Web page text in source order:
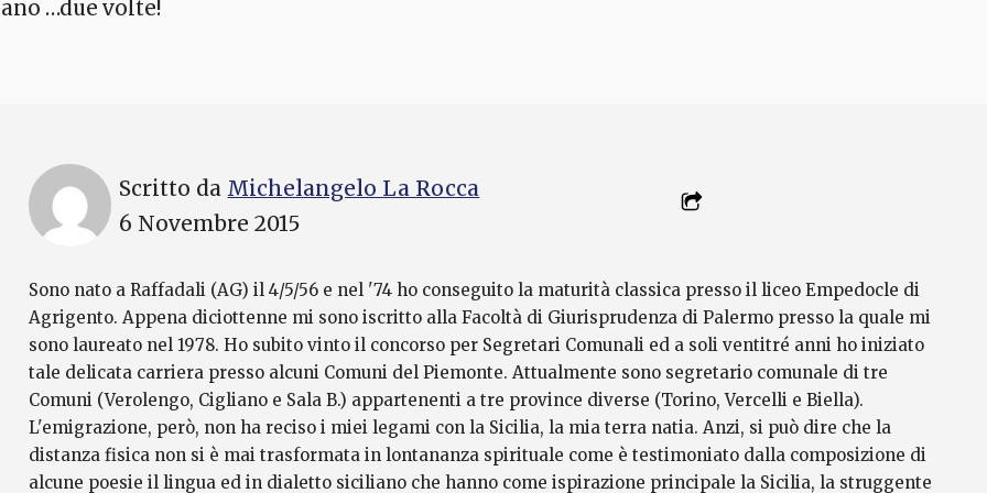
…due volte!
Scritto da Michelangelo La Rocca
6 Novembre 2015
Sono nato a Raffadali (AG) il 4/5/56 e nel '74 ho conseguito la maturità classica presso il liceo Empedocle di
Agrigento. Appena diciottenne mi sono iscritto alla Facoltà di Giurisprudenza di Palermo presso la quale mi
sono laureato nel 1978. Ho subito vinto il concorso per Segretari Comunali ed a soli ventitré anni ho iniziato
tale delicata carriera presso alcuni Comuni del Piemonte. Attualmente sono segretario comunale di tre
Comuni (Verolengo, Cigliano e Sala B.) appartenenti a tre province diverse (Torino, Vercelli e Biella).
L'emigrazione, però, non ha reciso i miei legami con la Sicilia, la mia terra natia. Anzi, si può dire che la
distanza fisica non si è mai trasformata in lontananza spirituale come è testimoniato dalla composizione di
alcune poesie il lingua ed in dialetto siciliano che hanno come ispirazione principale la Sicilia, la struggente